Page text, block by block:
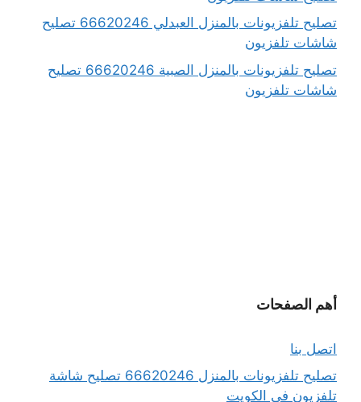
تصليح تلفزيونات بالمنزل العبدلي 66620246 تصليح
شاشات تلفزيون
تصليح تلفزيونات بالمنزل الصبية 66620246 تصليح
شاشات تلفزيون
أهم الصفحات
اتصل بنا
تصليح تلفزيونات بالمنزل 66620246 تصليح شاشة
تلفزيون في الكويت